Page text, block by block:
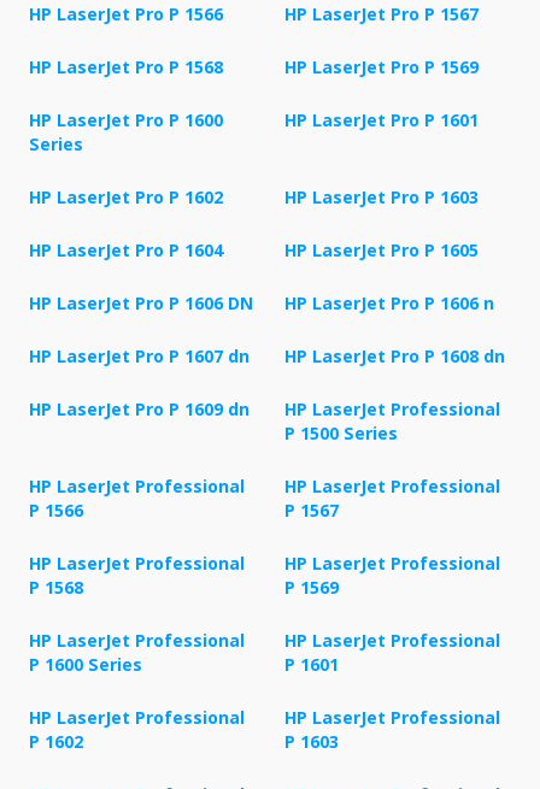
HP LaserJet Pro P 1566 HP LaserJet Pro P 1567
HP LaserJet Pro P 1568 HP LaserJet Pro P 1569
HP LaserJet Pro P 1600
Series
HP LaserJet Pro P 1601
HP LaserJet Pro P 1602 HP LaserJet Pro P 1603
HP LaserJet Pro P 1604 HP LaserJet Pro P 1605
HP LaserJet Pro P 1606 DN HP LaserJet Pro P 1606 n
HP LaserJet Pro P 1607 dn HP LaserJet Pro P 1608 dn
HP LaserJet Pro P 1609 dn
HP LaserJet Professional
P 1500 Series
HP LaserJet Professional
P 1566
HP LaserJet Professional
P 1567
HP LaserJet Professional
P 1568
HP LaserJet Professional
P 1569
HP LaserJet Professional
P 1600 Series
HP LaserJet Professional
P 1601
HP LaserJet Professional
P 1602
HP LaserJet Professional
P 1603